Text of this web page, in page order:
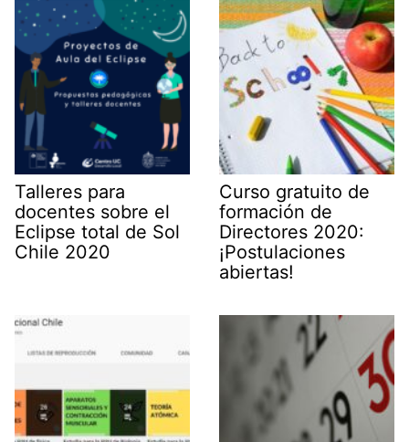
Talleres para
docentes sobre el
Eclipse total de Sol
Chile 2020
Curso gratuito de
formación de
Directores 2020:
¡Postulaciones
abiertas!